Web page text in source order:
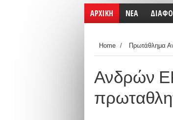
ΑΡΧΙΚΗ ΝΕΑ
Home / Πρωτάθλημα
Ανδρών